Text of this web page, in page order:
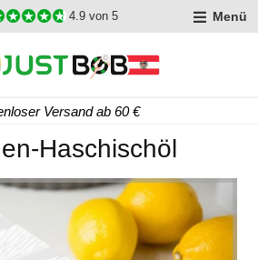
4.9 von 5 Menü
Versand ab 60 €
Haschischöl